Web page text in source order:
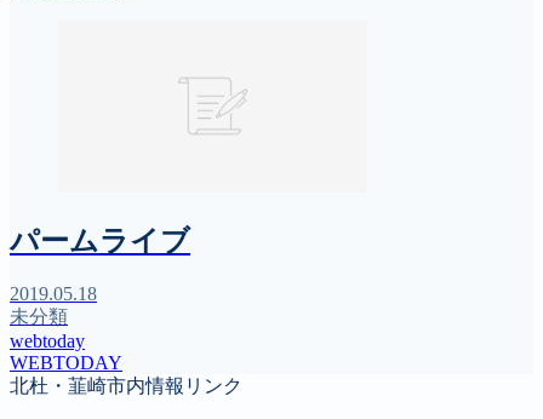
パームライブ
2019.05.18
未分類
webtoday
WEBTODAY
北杜・韮崎市内情報リンク